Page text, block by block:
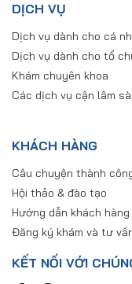
DỊCH VỤ
Dịch vụ dành cho cá
Dịch vụ dành cho tổ
Khám chuyên khoa
Các dịch vụ cận lâm
KHÁCH HÀNG
Câu chuyện thành
Hội thảo & đào tạo
Hướng dẫn khách hàng
Đăng ký khám và tư
KẾT NỐI VỚI